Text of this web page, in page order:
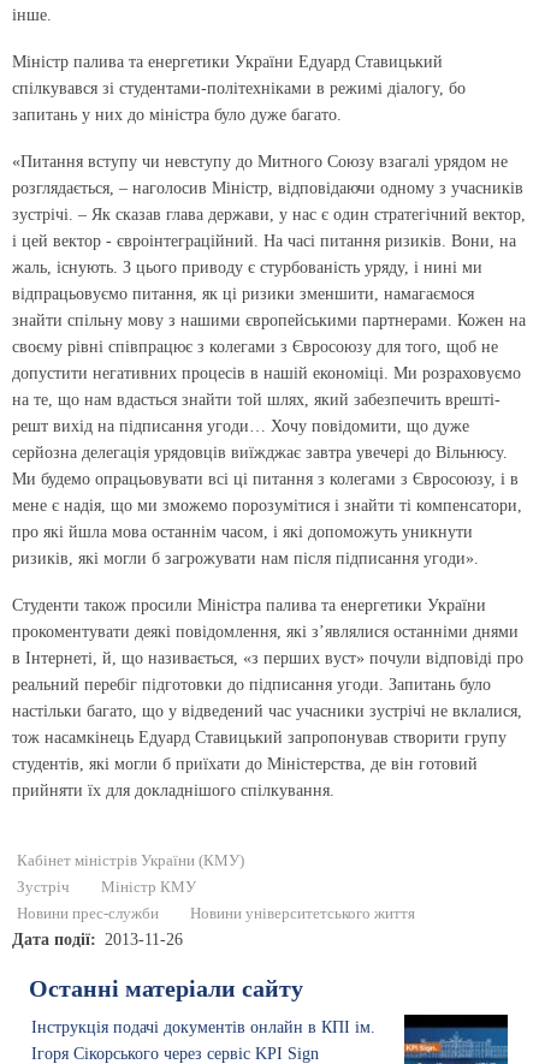
інше.
Міністр палива та енергетики України Едуард Ставицький
спілкувався зі студентами-політехніками в режимі діалогу, бо
запитань у них до міністра було дуже багато.
«Питання вступу чи невступу до Митного Союзу взагалі урядом не
розглядається, – наголосив Міністр, відповідаючи одному з учасників
зустрічі. – Як сказав глава держави, у нас є один стратегічний вектор,
і цей вектор - євроінтеграційний. На часі питання ризиків. Вони, на
жаль, існують. З цього приводу є стурбованість уряду, і нині ми
відпрацьовуємо питання, як ці ризики зменшити, намагаємося
знайти спільну мову з нашими європейськими партнерами. Кожен на
своєму рівні співпрацює з колегами з Євросоюзу для того, щоб не
допустити негативних процесів в нашій економіці. Ми розраховуємо
на те, що нам вдасться знайти той шлях, який забезпечить врешті-
решт вихід на підписання угоди… Хочу повідомити, що дуже
серйозна делегація урядовців виїжджає завтра увечері до Вільнюсу.
Ми будемо опрацьовувати всі ці питання з колегами з Євросоюзу, і в
мене є надія, що ми зможемо порозумітися і знайти ті компенсатори,
про які йшла мова останнім часом, і які допоможуть уникнути
ризиків, які могли б загрожувати нам після підписання угоди».
Студенти також просили Міністра палива та енергетики України
прокоментувати деякі повідомлення, які з’являлися останніми днями
в Інтернеті, й, що називається, «з перших вуст» почули відповіді про
реальний перебіг підготовки до підписання угоди. Запитань було
настільки багато, що у відведений час учасники зустрічі не вклалися,
тож насамкінець Едуард Ставицький запропонував створити групу
студентів, які могли б приїхати до Міністерства, де він готовий
прийняти їх для докладнішого спілкування.
Кабінет міністрів України (КМУ)
Зустріч
Міністр КМУ
Новини прес-служби
Новини університетського життя
Дата події 2013-11-26
Останні матеріали сайту
Інструкція подачі документів онлайн в КПІ ім.
Ігоря Сікорського через сервіс KPI Sign